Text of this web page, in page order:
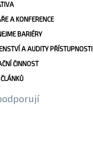
A KONFERENCE
BARIÉRY
A AUDITY PŘÍSTUPNOSTI
ČINNOST